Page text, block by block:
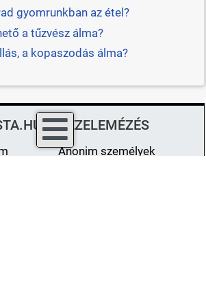
gyomrunkban az étel?
a tűzvész álma?
a kopaszodás álma?
KÉZELEMÉZÉS
Anonim személyek